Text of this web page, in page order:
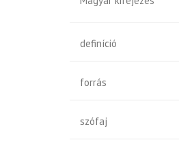
definíció
forrás
szófaj